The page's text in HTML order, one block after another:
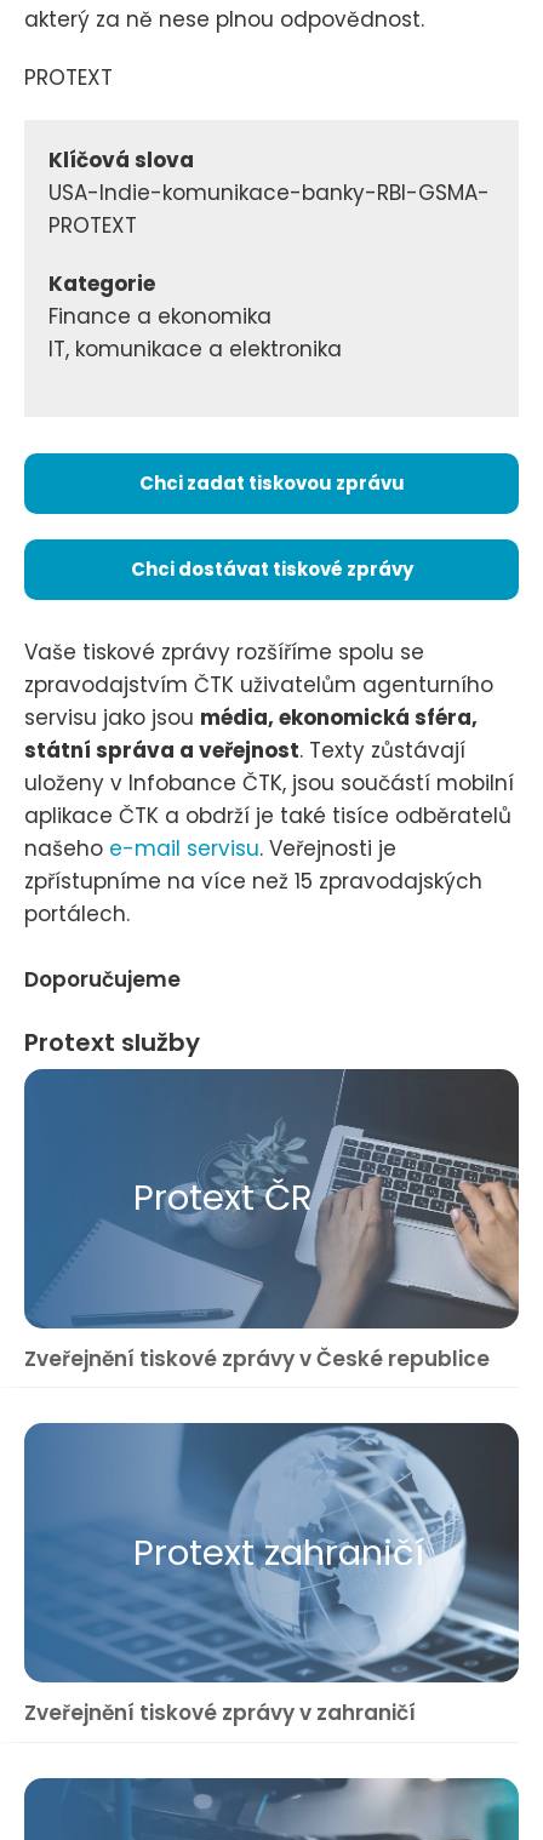
akterý za ně nese plnou odpovědnost.
PROTEXT
Klíčová slova
USA-Indie-komunikace-banky-RBI-GSMA-
PROTEXT
Kategorie
Finance a ekonomika
IT, komunikace a elektronika
Chci zadat tiskovou zprávu
Chci dostávat tiskové zprávy
Vaše tiskové zprávy rozšíříme spolu se
zpravodajstvím ČTK uživatelům agenturního
servisu jako jsou média, ekonomická sféra,
státní správa a veřejnost. Texty zůstávají
uloženy v Infobance ČTK, jsou součástí mobilní
aplikace ČTK a obdrží je také tisíce odběratelů
našeho e-mail servisu. Veřejnosti je
zpřístupníme na více než 15 zpravodajských
portálech.
Doporučujeme
Protext služby
Protext ČR
Zveřejnění tiskové zprávy v České republice
Protext zahraničí
Zveřejnění tiskové zprávy v zahraničí